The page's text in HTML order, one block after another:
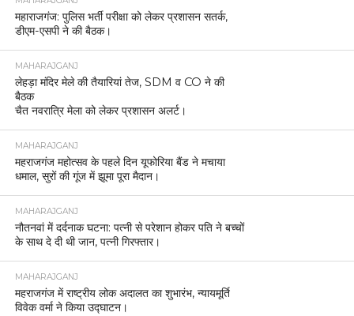
महाराजगंज: पुलिस भर्ती परीक्षा को लेकर प्रशासन सतर्क,
डीएम-एसपी ने की बैठक।
MAHARAJGANJ
लेहड़ा मंदिर मेले की तैयारियां तेज, SDM व CO ने की
बैठक
चैत नवरात्रि मेला को लेकर प्रशासन अलर्ट।
MAHARAJGANJ
महराजगंज महोत्सव के पहले दिन यूफोरिया बैंड ने मचाया
धमाल, सुरों की गूंज में झूमा पूरा मैदान।
MAHARAJGANJ
नौतनवां में दर्दनाक घटना: पत्नी से परेशान होकर पति ने बच्चों
के साथ दे दी थी जान, पत्नी गिरफ्तार।
MAHARAJGANJ
महराजगंज में राष्ट्रीय लोक अदालत का शुभारंभ, न्यायमूर्ति
विवेक वर्मा ने किया उद्घाटन।